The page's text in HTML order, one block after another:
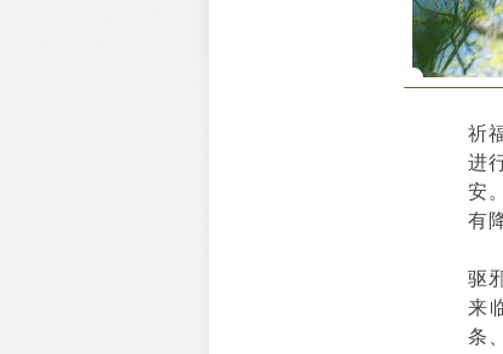
祈
进
安
有
驱
来
条